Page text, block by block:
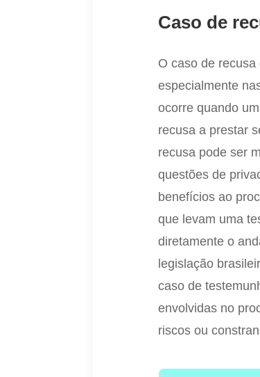
Caso de
O caso de
especialmente
ocorre quando
recusa a prestar
recusa pode ser
questões de
benefícios ao
que levam uma
diretamente o
legislação
caso de
envolvidas no
riscos ou